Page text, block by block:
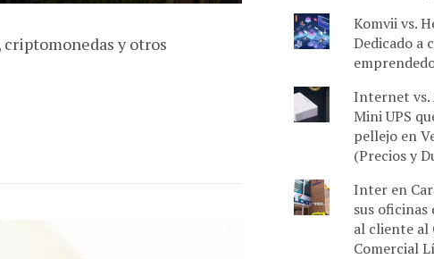
y otros
Komvii vs.
Dedicado a
Internet vs.
Mini UPS
pellejo en
(Precios y
Inter en
sus oficinas
al cliente al
Comercial